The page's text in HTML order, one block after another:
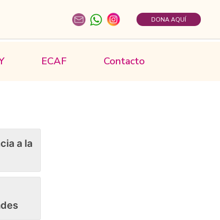
DONA AQUÍ
ECAF Contacto
a la